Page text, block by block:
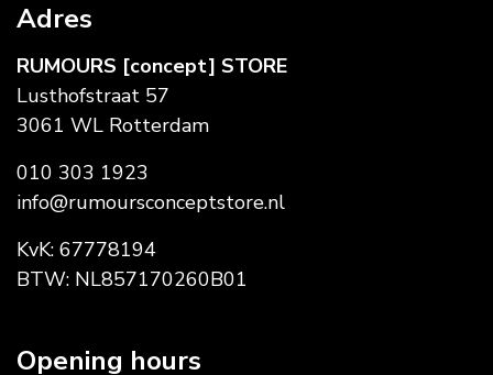
Adres
RUMOURS [concept] STORE
Lusthofstraat 57
3061 WL Rotterdam
010 303 1923
info@rumoursconceptstore.nl
KvK: 67778194
BTW: NL857170260B01
Opening hours